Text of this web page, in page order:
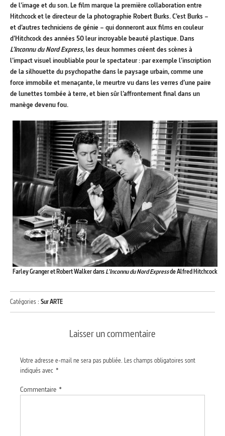
de l’image et du son. Le film marque la première collaboration entre
Hitchcock et le directeur de la photographie Robert Burks. C’est Burks –
et d’autres techniciens de génie – qui donneront aux films en couleur
d’Hitchcock des années 50 leur incroyable beauté plastique. Dans
L’Inconnu du Nord Express, les deux hommes créent des scènes à
l’impact visuel inoubliable pour le spectateur : par exemple l’inscription
de la silhouette du psychopathe dans le paysage urbain, comme une
force immobile et menaçante, le meurtre vu dans les verres d’une paire
de lunettes tombée à terre, et bien sûr l’affrontement final dans un
manège devenu fou.
Farley Granger et Robert Walker dansL’Inconnu du Nord Expressde Alfred Hitchcock
Catégories : Sur ARTE
Laisser un commentaire
Votre adresse e-mail ne sera pas publiée. Les champs obligatoires sont
indiqués avec *
Commentaire *